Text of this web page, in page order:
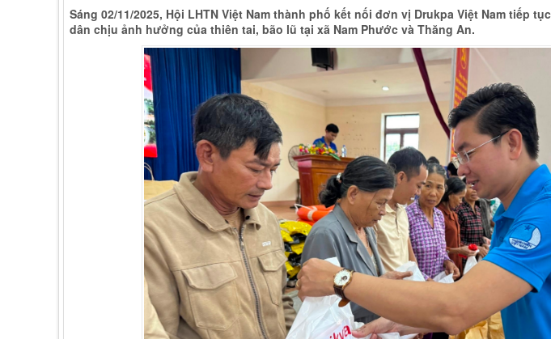
Sáng 02/11/2025, Hội LHTN Việt Nam thành phố kết nối đơn vị Drukpa Việt Nam tiếp
dân chịu ảnh hưởng của thiên tai, bão lũ tại xã Nam Phước và Thăng An.